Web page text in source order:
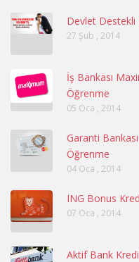
Devlet Destekli
27 Şub , 2014
İş Bankası
Öğrenme
05 Oca , 2014
Garanti
Öğrenme
04 Oca , 2014
ING Bonus
07 Oca , 2014
Aktif Bank